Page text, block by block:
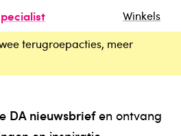
Winkels
terugroepacties, meer
DA nieuwsbriefen ontvang